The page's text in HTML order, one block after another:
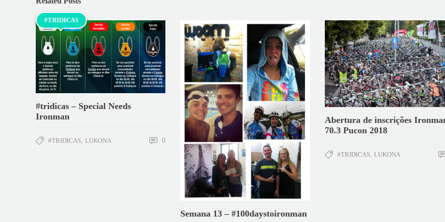
#TRIDICAS
#tridicas – Special Needs
Ironman
#TRIDICAS LUKONA 0
Semana 13 – #100daystoironman
Abertura de inscrições
70.3 Pucon 2018
#TRIDICAS ,LUKONA